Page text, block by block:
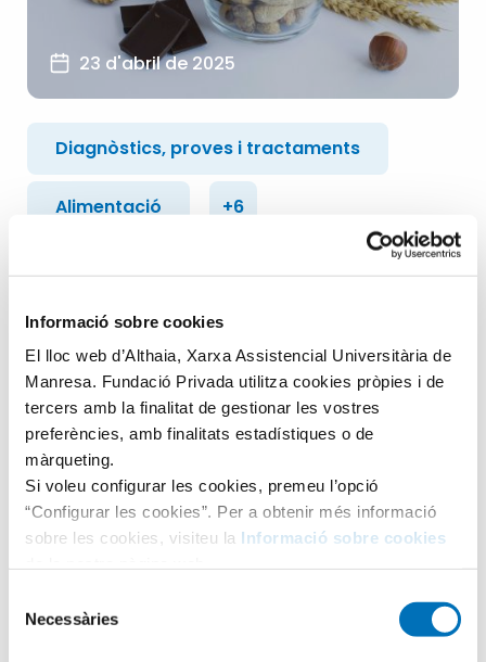
Informació sobre cookies
El lloc web d’Althaia, Xarxa Assistencial Universitària de
Manresa. Fundació Privada utilitza cookies pròpies i de
tercers amb la finalitat de gestionar les vostres
preferències, amb finalitats estadístiques o de
màrqueting.
Si voleu configurar les cookies, premeu l’opció
“Configurar les cookies”. Per a obtenir més informació
sobre les cookies, visiteu la Informació sobre cookies
Necessàries
23 d'abril de 2025
Diagnòstics, proves i tractaments
Alimentació +6
Quina diferència hi ha entre una
alimentària?
Sovint, quan un aliment no es tolera correctament, es
parla d’al·lèrgies i intoleràncies alimentàries sense tenir
en compte que...
LLEGIR ARTICLE